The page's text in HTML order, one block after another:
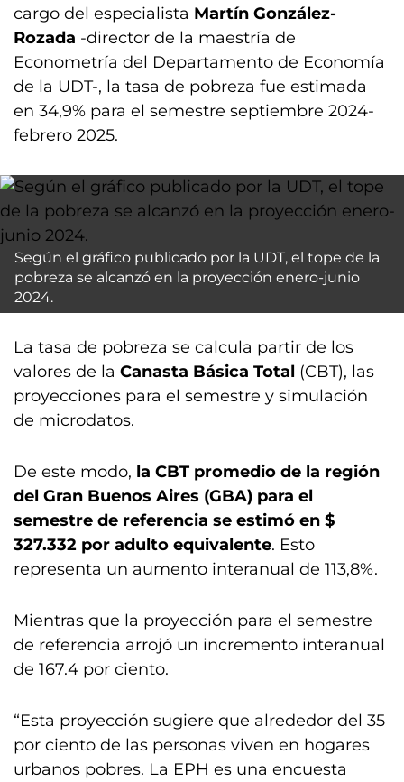
cargo del especialista Martín González-
Rozada -director de la maestría de
Econometría del Departamento de Economía
de la UDT-, la tasa de pobreza fue estimada
en 34,9% para el semestre septiembre 2024-
febrero 2025.
Según el gráfico publicado por la UDT, el tope de la
pobreza se alcanzó en la proyección enero-junio
2024.
La tasa de pobreza se calcula partir de los
valores de la Canasta Básica Total (CBT), las
proyecciones para el semestre y simulación
de microdatos.
De este modo, la CBT promedio de la región
del Gran Buenos Aires (GBA) para el
semestre de referencia se estimó en $
327.332 por adulto equivalente. Esto
representa un aumento interanual de 113,8%.
Mientras que la proyección para el semestre
de referencia arrojó un incremento interanual
de 167.4 por ciento.
“Esta proyección sugiere que alrededor del 35
por ciento de las personas viven en hogares
urbanos pobres. La EPH es una encuesta